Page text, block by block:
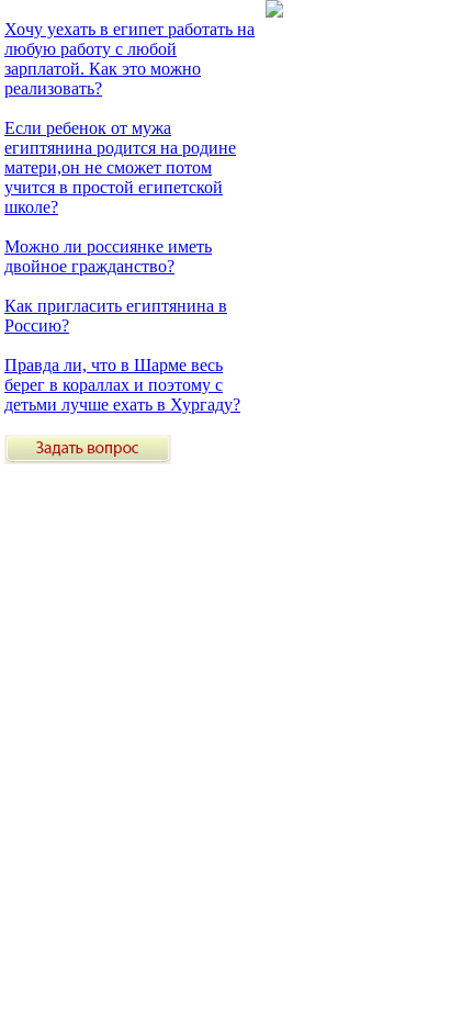
Хочу уехать в египет работать на
любую работу с любой
зарплатой. Как это можно
реализовать?
Если ребенок от мужа
египтянина родится на родине
матери,он не сможет потом
учится в простой египетской
школе?
Можно ли россиянке иметь
двойное гражданство?
Как пригласить египтянина в
Россию?
Правда ли, что в Шарме весь
берег в кораллах и поэтому с
детьми лучше ехать в Хургаду?